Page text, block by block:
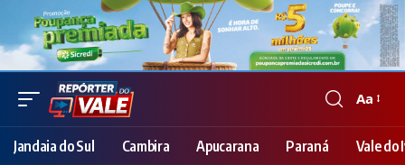
Font
Resizer
Aa
Jandaia do Sul Cambira Apucarana Paraná Vale do